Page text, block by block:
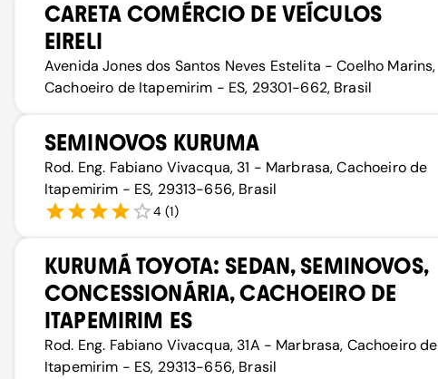
CARETA COMÉRCIO DE VEÍCULOS
EIRELI
Avenida Jones dos Santos Neves Estelita - Coelho Marins,
Cachoeiro de Itapemirim - ES, 29301-662, Brasil
SEMINOVOS KURUMA
Rod. Eng. Fabiano Vivacqua, 31 - Marbrasa, Cachoeiro de
Itapemirim - ES, 29313-656, Brasil
4 (1)
KURUMÁ TOYOTA: SEDAN, SEMINOVOS,
CONCESSIONÁRIA, CACHOEIRO DE
ITAPEMIRIM ES
Rod. Eng. Fabiano Vivacqua, 31A - Marbrasa, Cachoeiro de
Itapemirim - ES, 29313-656, Brasil